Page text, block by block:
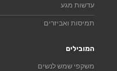
עדשות מגע
תמיסות ואביזרים
המובילים
משקפי שמש לנשים